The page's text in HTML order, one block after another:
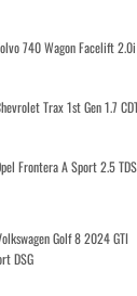
740 Wagon Facelift
Trax 1st Gen 1.7
Frontera A Sport 2.5 TDS
Golf 8 2024 GTI
DSG